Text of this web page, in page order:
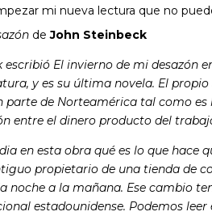
mi nueva lectura que no
de John Steinbeck
escribió El invierno de mi desazón
y es su última novela. El
parte de Norteamérica tal como es
entre el dinero producto del
en esta obra qué es lo que hace
propietario de una tienda de
noche a la mañana. Ese cambio
estadounidense. Podemos